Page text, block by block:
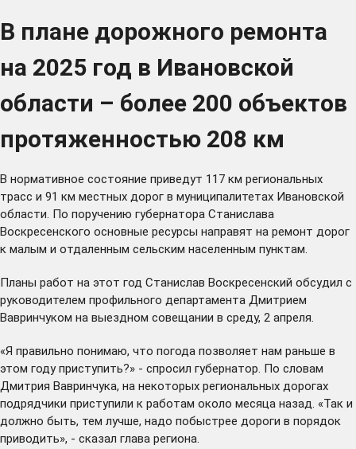
В плане дорожного ремонта
на 2025 год в Ивановской
области – более 200 объектов
протяженностью 208 км
В нормативное состояние приведут 117 км региональных
трасс и 91 км местных дорог в муниципалитетах Ивановской
области. По поручению губернатора Станислава
Воскресенского основные ресурсы направят на ремонт дорог
к малым и отдаленным сельским населенным пунктам.
Планы работ на этот год Станислав Воскресенский обсудил с
руководителем профильного департамента Дмитрием
Вавринчуком на выездном совещании в среду, 2 апреля.
«Я правильно понимаю, что погода позволяет нам раньше в
этом году приступить?» - спросил губернатор. По словам
Дмитрия Вавринчука, на некоторых региональных дорогах
подрядчики приступили к работам около месяца назад. «Так и
должно быть, тем лучше, надо побыстрее дороги в порядок
приводить», - сказал глава региона.